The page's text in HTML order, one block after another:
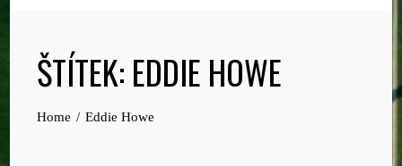
ŠTÍTEK: EDDIE HOWE
Home Eddie Howe